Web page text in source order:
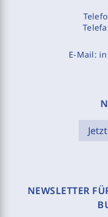
E-Mail:
NEWSLETTER